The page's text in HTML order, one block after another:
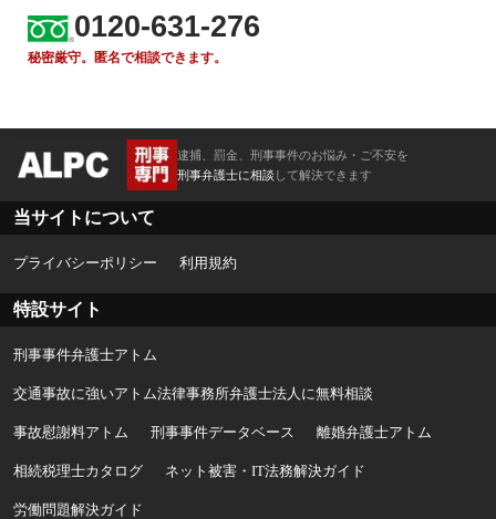
0120-631-276
秘密厳守。匿名で相談できます。
逮捕、罰金、刑事事件のお悩み・ご不安を
刑事弁護士に相談して解決できます
当サイトについて
プライバシーポリシー 利用規約
特設サイト
刑事事件弁護士アトム
交通事故に強いアトム法律事務所弁護士法人に無料相談
事故慰謝料アトム 刑事事件データベース 離婚弁護士アトム
相続税理士カタログ ネット被害・IT法務解決ガイド
労働問題解決ガイド